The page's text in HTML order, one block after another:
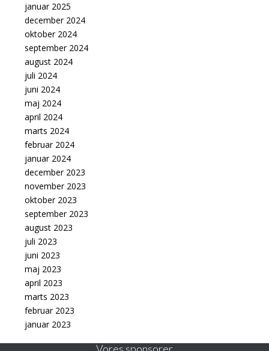
januar 2025
december 2024
oktober 2024
september 2024
august 2024
juli 2024
juni 2024
maj 2024
april 2024
marts 2024
februar 2024
januar 2024
december 2023
november 2023
oktober 2023
september 2023
august 2023
juli 2023
juni 2023
maj 2023
april 2023
marts 2023
februar 2023
januar 2023
Vores sponsorer